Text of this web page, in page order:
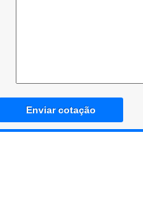
Enviar cotação